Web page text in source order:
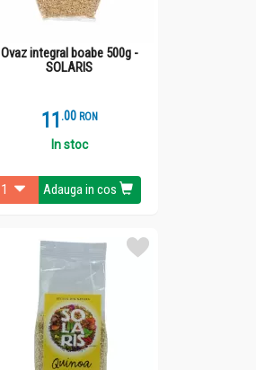
Ovaz integral boabe 500g -
SOLARIS
11 .0 RON
In stoc
Adauga in cos